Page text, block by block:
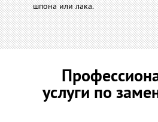
шпона или лака.
услуги по